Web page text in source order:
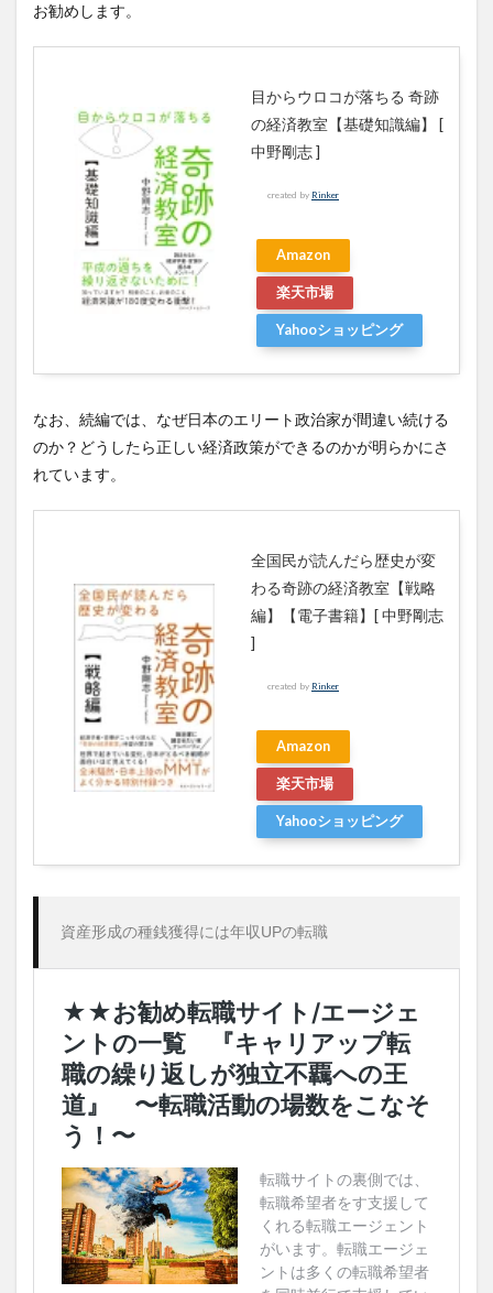
お勧めします。
目からウロコが落ちる 奇跡
の経済教室【基礎知識編】 [
中野剛志 ]
created by Rinker
Amazon
楽天市場
Yahooショッピング
なお、続編では、なぜ日本のエリート政治家が間違い続ける
のか？どうしたら正しい経済政策ができるのかが明らかにさ
れています。
全国民が読んだら歴史が変
わる奇跡の経済教室【戦略
編】【電子書籍】[ 中野剛志
]
created by Rinker
Amazon
楽天市場
Yahooショッピング
資産形成の種銭獲得には年収UPの転職